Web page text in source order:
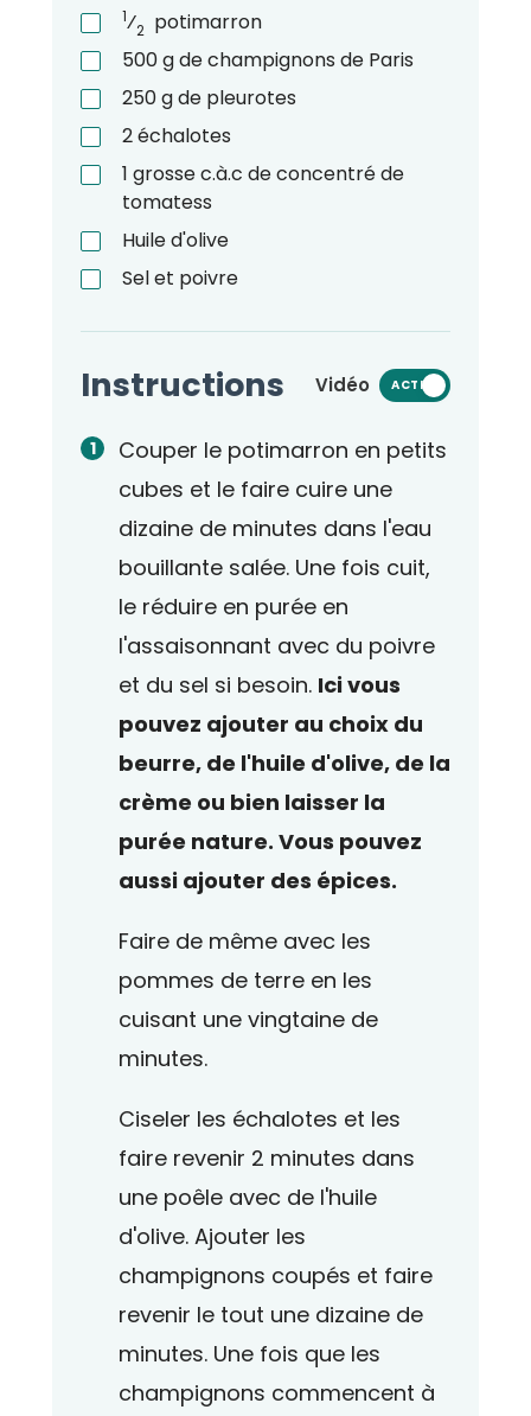
1⁄2 potimarron
500gde champignons de Paris
250gde pleurotes
2échalotes
1 grosse c.à.c de concentré de
tomatess
Huile d'olive
Sel et poivre
Instructions Vidéo ACTIVÉ
Couper le potimarron en petits
cubes et le faire cuire une
dizaine de minutes dans l'eau
bouillante salée. Une fois cuit,
le réduire en purée en
l'assaisonnant avec du poivre
et du sel si besoin. Ici vous
pouvez ajouter au choix du
beurre, de l'huile d'olive, de la
crème ou bien laisser la
purée nature. Vous pouvez
aussi ajouter des épices.
Faire de même avec les
pommes de terre en les
cuisant une vingtaine de
minutes.
Ciseler les échalotes et les
faire revenir 2 minutes dans
une poêle avec de l'huile
d'olive. Ajouter les
champignons coupés et faire
revenir le tout une dizaine de
minutes. Une fois que les
champignons commencent à